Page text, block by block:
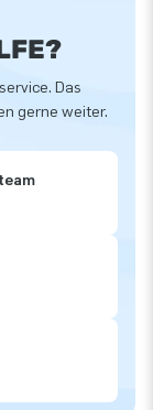
Das
gerne weiter.